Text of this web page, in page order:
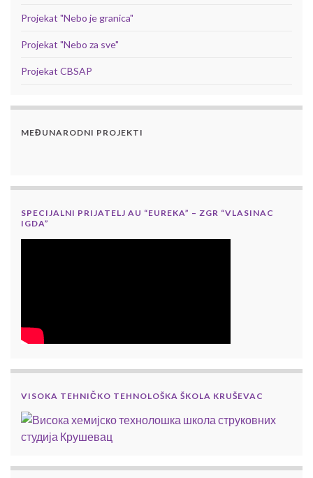
Projekat "Nebo je granica"
Projekat "Nebo za sve"
Projekat CBSAP
MEĐUNARODNI PROJEKTI
SPECIJALNI PRIJATELJ AU “EUREKA” – ZGR “VLASINAC
IGDA”
VISOKA TEHNIČKO TEHNOLOŠKA ŠKOLA KRUŠEVAC